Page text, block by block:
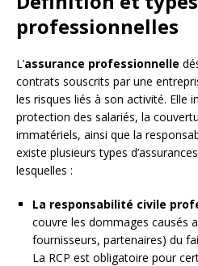
professionnelles
L’assurance professionnelle
contrats souscrits par une
les risques liés à son activité. Elle
protection des salariés, la
immatériels, ainsi que la
existe plusieurs types
lesquelles :
La responsabilité civile
couvre les dommages causés
fournisseurs, partenaires) du
La RCP est obligatoire pour